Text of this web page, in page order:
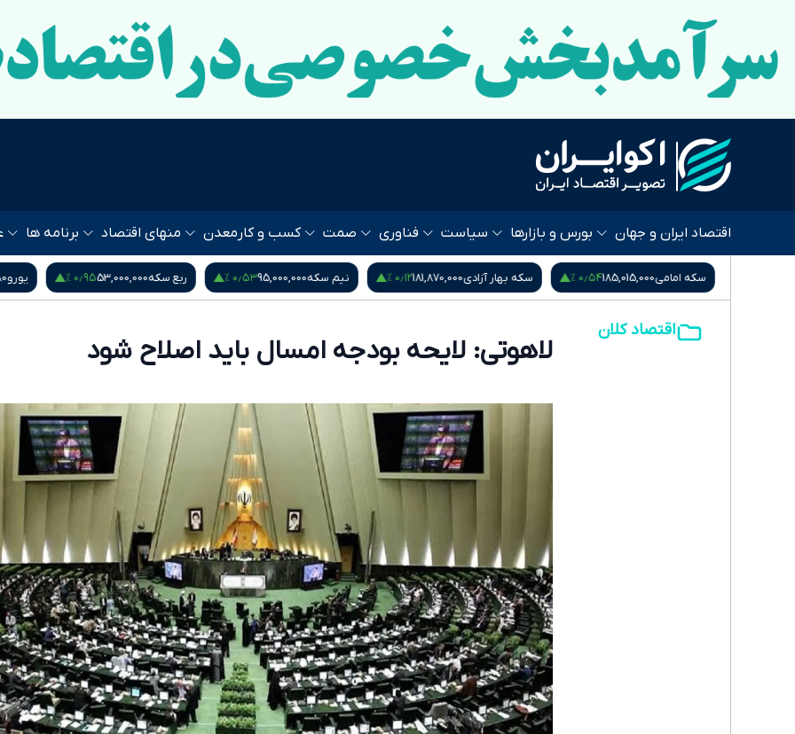
اقتصاد ایران و جهان بورس و بازارها سیاست فناوری صمت کسب و کار معدن منهای اقتصاد برنامه ها
سکه امامی185,015,000۰٫۵۴ % سکه بهار آزادی181,870,000۰٫۱۲ % نیم سکه95,000,000۰٫۵۳ % ربع سکه53,000,000۰٫۹۵ % یورو
اقتصاد کلان
لاهوتی: لایحه بودجه امسال باید اصلاح شود